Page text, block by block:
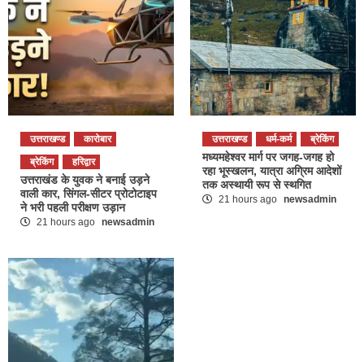
उत्तराखण्ड
कारोबार
ब्रेकिंग
हरिद्वार
उत्तराखंड के युवक ने बनाई उड़ने
वाली कार, सिंगल-सीटर प्रोटोटाइप
ने भरी पहली परीक्षण उड़ान
21 hours ago newsadmin
उत्तराखण्ड धर्म-कर्म ब्रेकिंग
मध्यमहेश्वर मार्ग पर जगह-जगह हो
रहा भूस्खलन, यात्रा अग्रिम आदेशों
तक अस्थायी रूप से स्थगित
21 hours ago newsadmin